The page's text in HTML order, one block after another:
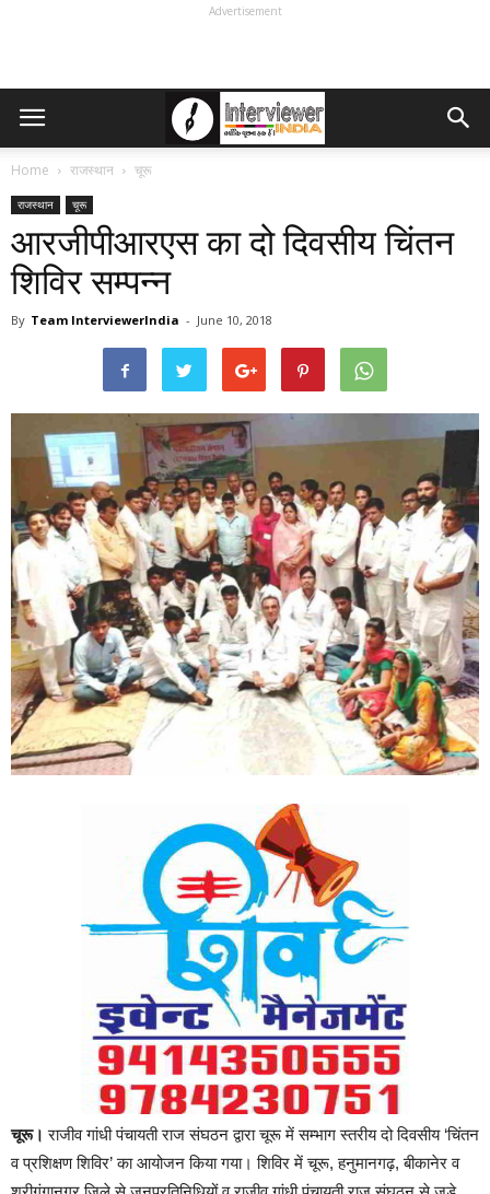
Advertisement
Home राजस्थान चूरू
राजस्थान चूरू
आरजीपीआरएस का दो दिवसीय चिंतन
शिविर सम्पन्न
By Team InterviewerIndia - June 10, 2018
चूरू। राजीव गांधी पंचायती राज संघठन द्वारा चूरू में सम्भाग स्तरीय दो दिवसीय ‘चिंतन
व प्रशिक्षण शिविर’ का आयोजन किया गया। शिविर में चूरू, हनुमानगढ़, बीकानेर व